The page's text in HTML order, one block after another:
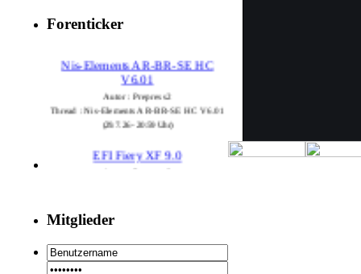
Forenticker
Nis-Elements AR-BR-SE HC
V6.01
Autor : Prepress2
Thread : Nis-Elements AR-BR-SE HC V6.01
(29.7.26 - 20:59 Uhr)
EFI Fiery XF 9.0
Autor : Prepress2
PSSE 36.3.1
Autor : Prepress2
Thread : PSSE 36.3.1
Mitglieder